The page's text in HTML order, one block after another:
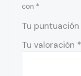
con *
Tu puntuación
Tu valoración *